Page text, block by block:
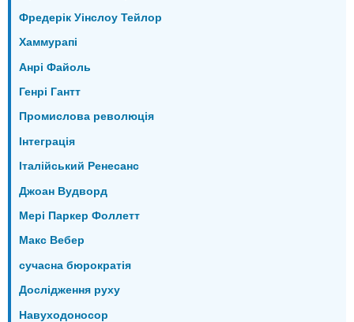
Фредерік Уінслоу Тейлор
Хаммурапі
Анрі Файоль
Генрі Гантт
Промислова революція
Інтеграція
Італійський Ренесанс
Джоан Вудворд
Мері Паркер Фоллетт
Макс Вебер
сучасна бюрократія
Дослідження руху
Навуходоносор